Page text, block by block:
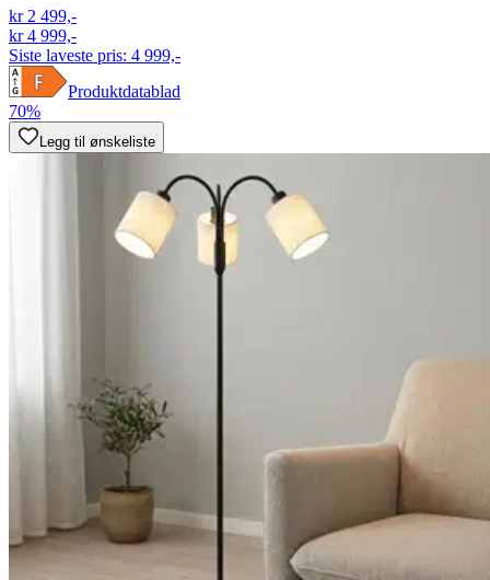
kr 2 499,-
kr 4 999,-
Siste laveste pris: 4 999,-
Produktdatablad
70%
Legg til ønskeliste